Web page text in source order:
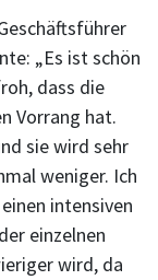
„Es ist schön
dass die
Vorrang hat.
sie wird sehr
weniger. Ich
intensiven
einzelnen
wird, da